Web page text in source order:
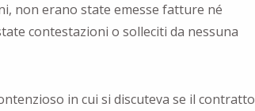
non erano state emesse fatture né
contestazioni o solleciti da nessuna
in cui si discuteva se il contratto